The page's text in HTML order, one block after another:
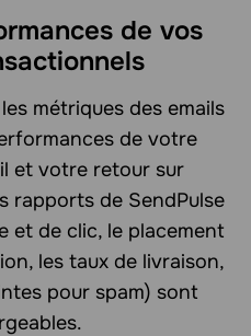
de vos
métriques des emails
de votre
et votre retour sur
rapports de SendPulse
et de clic, le placement
les taux de livraison,
pour spam) sont